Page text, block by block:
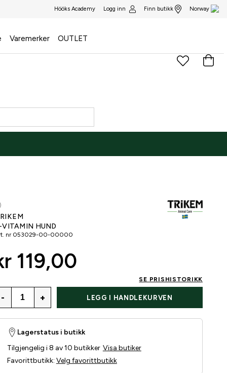
Hööks Academy Logg inn Finn butikk Norway
Varemerker OUTLET
VITAMIN HUND
nr 053029-00-00000
119,00
SE PRISHISTORIKK
- + LEGG I HANDLEKURVEN
Lagerstatus i butikk
Tilgjengelig i 8 av 10 butikker Visa butiker
Favorittbutikk: Velg favorittbutikk